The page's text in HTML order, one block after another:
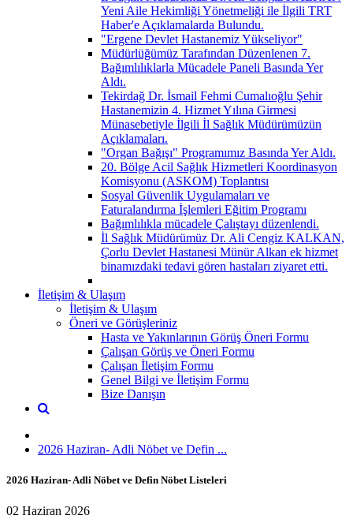
Yeni Aile Hekimliği Yönetmeliği ile İlgili TRT
Haber'e Açıklamalarda Bulundu.
"Ergene Devlet Hastanemiz Yükseliyor"
Müdürlüğümüz Tarafından Düzenlenen 7.
Bağımlılıklarla Mücadele Paneli Basında Yer
Aldı.
Tekirdağ Dr. İsmail Fehmi Cumalıoğlu Şehir
Hastanemizin 4. Hizmet Yılına Girmesi
Münasebetiyle İlgili İl Sağlık Müdürümüzün
Açıklamaları.
"Organ Bağışı" Programımız Basında Yer Aldı.
20. Bölge Acil Sağlık Hizmetleri Koordinasyon
Komisyonu (ASKOM) Toplantısı
Sosyal Güvenlik Uygulamaları ve
Faturalandırma İşlemleri Eğitim Programı
Bağımlılıkla mücadele Çalıştayı düzenlendi.
İl Sağlık Müdürümüz Dr. Ali Cengiz KALKAN,
Çorlu Devlet Hastanesi Münür Alkan ek hizmet
binamızdaki tedavi gören hastaları ziyaret etti.
İletişim & Ulaşım
İletişim & Ulaşım
Öneri ve Görüşleriniz
Hasta ve Yakınlarının Görüş Öneri Formu
Çalışan Görüş ve Öneri Formu
Çalışan İletişim Formu
Genel Bilgi ve İletişim Formu
Bize Danışın
2026 Haziran- Adli Nöbet ve Defin ...
2026 Haziran- Adli Nöbet ve Defin Nöbet Listeleri
02 Haziran 2026